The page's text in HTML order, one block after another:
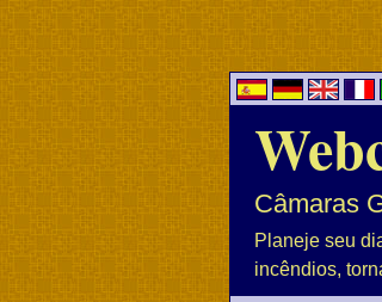
Câmaras
Planeje seu
incêndios,